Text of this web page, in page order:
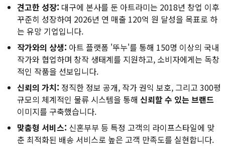
견고한 성장: 대구에 본사를 둔 아트라미는 2018년 창업 이후
꾸준히 성장하여 2026년 연 매출 120억 원 달성을 목표로 하
는 유망 기업입니다.
작가와의 상생: 아트 플랫폼 '뚜누'를 통해 150명 이상의 국내
작가와 협업하며 창작 생태계를 지원하고, 소비자에게는 독창
적인 작품을 선보입니다.
신뢰의 가치: 정직한 정보 공개, 작가 권익 보호, 그리고 300평
규모의 체계적인 물류 시스템을 통해 신뢰할 수 있는 브랜드
이미지를 구축했습니다.
맞춤형 서비스: 신혼부부 등 특정 고객의 라이프스타일에 맞
춘 최적화된 배송 서비스로 높은 고객 만족도를 실현합니다.